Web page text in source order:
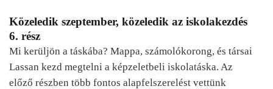
Közeledik szeptember, közeledik az iskolakezdés
6. rész
Mi kerüljön a táskába? Mappa, számolókorong, és társai
Lassan kezd megtelni a képzeletbeli iskolatáska. Az
előző részben több fontos alapfelszerelést vettünk